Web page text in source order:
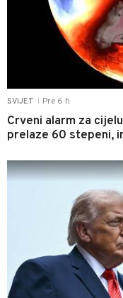
SVIJET Pre 6 h
Crveni alarm za
prelaze 60 stepeni,